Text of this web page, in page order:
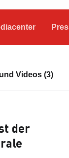
Videos (3)
der